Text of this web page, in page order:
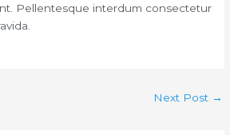
Pellentesque interdum consectetur
Next Post →